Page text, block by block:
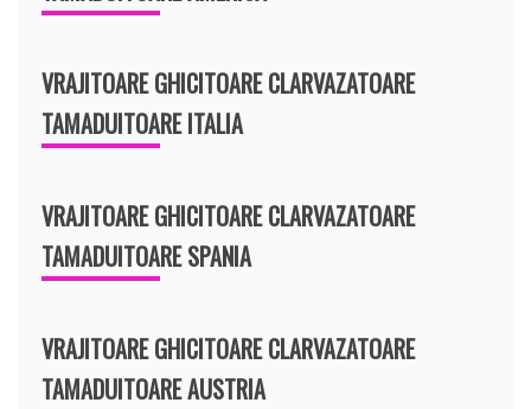
VRAJITOARE GHICITOARE CLARVAZATOARE
TAMADUITOARE ITALIA
VRAJITOARE GHICITOARE CLARVAZATOARE
TAMADUITOARE SPANIA
VRAJITOARE GHICITOARE CLARVAZATOARE
TAMADUITOARE AUSTRIA